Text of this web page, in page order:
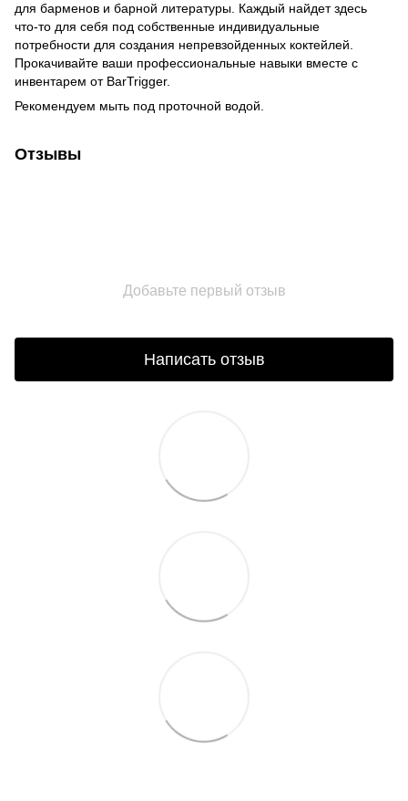
для барменов и барной литературы. Каждый найдет здесь
что-то для себя под собственные индивидуальные
потребности для создания непревзойденных коктейлей.
Прокачивайте ваши профессиональные навыки вместе с
инвентарем от BarTrigger.
Рекомендуем мыть под проточной водой.
Отзывы
Добавьте первый отзыв
Написать отзыв